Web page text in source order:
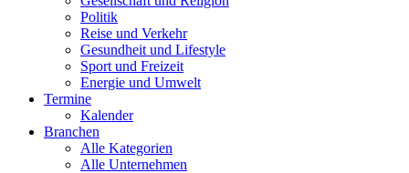
Politik
Reise und Verkehr
Gesundheit und Lifestyle
Sport und Freizeit
Energie und Umwelt
Termine
Kalender
Branchen
Alle Kategorien
Alle Unternehmen